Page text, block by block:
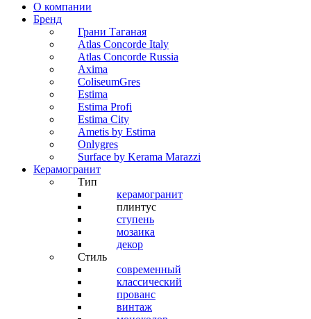
О компании
Бренд
Грани Таганая
Atlas Concorde Italy
Atlas Concorde Russia
Axima
ColiseumGres
Estima
Estima Profi
Estima City
Ametis by Estima
Onlygres
Surface by Kerama Marazzi
Керамогранит
Тип
керамогранит
плинтус
ступень
мозаика
декор
Стиль
современный
классический
прованс
винтаж